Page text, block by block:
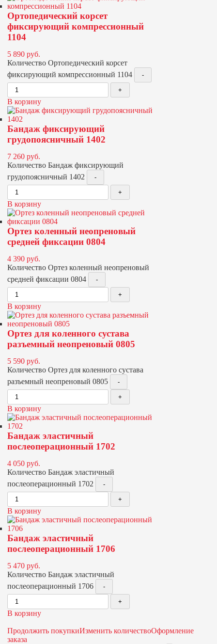
Ортопедический корсет
фиксирующий компрессионный
1104
5 890 руб.
Количество Ортопедический корсет
фиксирующий компрессионный 1104
В корзину
Бандаж фиксирующий
грудопоясничный 1402
7 260 руб.
Количество Бандаж фиксирующий
грудопоясничный 1402
В корзину
Ортез коленный неопреновый
средней фиксации 0804
4 390 руб.
Количество Ортез коленный неопреновый
средней фиксации 0804
В корзину
Ортез для коленного сустава
разъемный неопреновый 0805
5 590 руб.
Количество Ортез для коленного сустава
разъемный неопреновый 0805
В корзину
Бандаж эластичный
послеоперационный 1702
4 050 руб.
Количество Бандаж эластичный
послеоперационный 1702
В корзину
Бандаж эластичный
послеоперационный 1706
5 470 руб.
Количество Бандаж эластичный
послеоперационный 1706
В корзину
Продолжить покупкиИзменить количествоОформление
заказа